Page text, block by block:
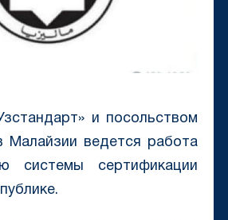
и посольством
Малайзии ведется работа
системы сертификации